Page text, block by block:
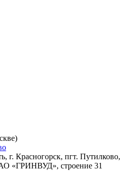
г. Красногорск, пгт. Путилково,
«ГРИНВУД», строение 31